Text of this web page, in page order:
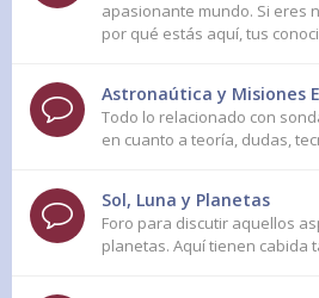
apasionante mundo. Si eres
por qué estás aquí, tus
Astronaútica y Misiones
Todo lo relacionado con
en cuanto a teoría, dudas,
Sol, Luna y Planetas
Foro para discutir aquellos
planetas. Aquí tienen cabida